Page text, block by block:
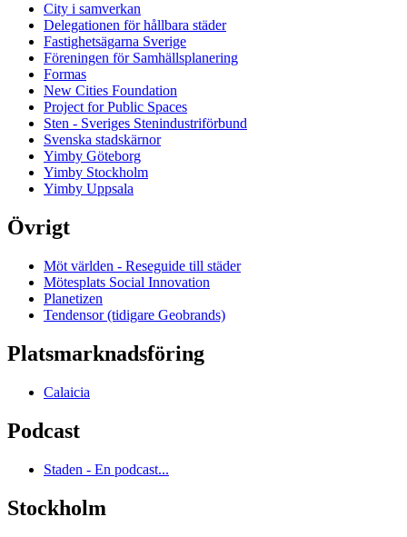
City i samverkan
Delegationen för hållbara städer
Fastighetsägarna Sverige
Föreningen för Samhällsplanering
Formas
New Cities Foundation
Project for Public Spaces
Sten - Sveriges Stenindustriförbund
Svenska stadskärnor
Yimby Göteborg
Yimby Stockholm
Yimby Uppsala
Övrigt
Möt världen - Reseguide till städer
Mötesplats Social Innovation
Planetizen
Tendensor (tidigare Geobrands)
Platsmarknadsföring
Calaicia
Podcast
Staden - En podcast...
Stockholm